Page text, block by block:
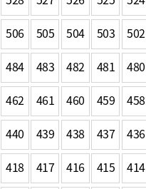
506 505 504 503 502
484 483 482 481 480
462 461 460 459 458
440 439 438 437 436
418 417 416 415 414